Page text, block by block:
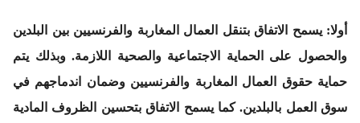
أولا: يسمح الاتفاق بتنقل العمال المغاربة والفرنسيين بين البلدين
والحصول على الحماية الاجتماعية والصحية اللازمة. وبذلك يتم
حماية حقوق العمال المغاربة والفرنسيين وضمان اندماجهم في
سوق العمل بالبلدين. كما يسمح الاتفاق بتحسين الظروف المادية